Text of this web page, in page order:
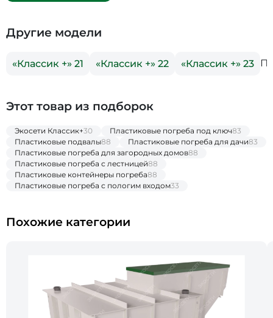
Другие модели
«Классик +» 21 «Классик +» 22 «Классик +» 23
Этот товар из подборок
Экосети Классик+30 Пластиковые погреба под ключ83
Пластиковые подвалы88 Пластиковые погреба для дачи83
Пластиковые погреба для загородных домов88
Пластиковые погреба с лестницей88
Пластиковые контейнеры погреба88
Пластиковые погреба с пологим входом33
Похожие категории